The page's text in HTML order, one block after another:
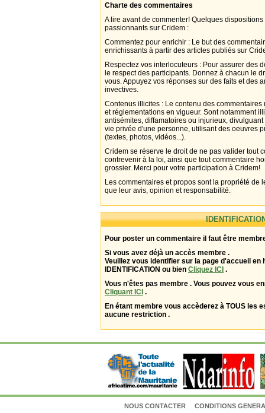
Charte des commentaires
A lire avant de commenter! Quelques
passionnants sur Cridem :
Commentez pour enrichir : Le but des
enrichissants à partir des articles publiés sur
Respectez vos interlocuteurs : Pour assurer des
le respect des participants. Donnez à chacun le
vous. Appuyez vos réponses sur des faits et des
invectives.
Contenus illicites : Le contenu des
et réglementations en vigueur. Sont notamment
antisémites, diffamatoires ou injurieux,
vie privée d'une personne, utilisant des oeuvres
(textes, photos, vidéos...).
Cridem se réserve le droit de ne pas valider tout
contrevenir à la loi, ainsi que tout commentaire
grossier. Merci pour votre participation à Cridem!
Les commentaires et propos sont la propriété de
que leur avis, opinion et responsabilité.
Pour poster un commentaire il faut être
Si vous avez déjà un accès membre .
Veuillez vous identifier sur la page d'accueil en
IDENTIFICATION ou bien Cliquez ICI .
Vous n'êtes pas membre . Vous pouvez vous
Cliquant ICI .
En étant membre vous accèderez à TOUS les
aucune restriction .
NOUS CONTACTER CONDITIONS